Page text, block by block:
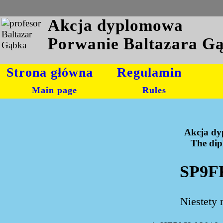
Akcja dyplomowa
Porwanie Baltazara
Strona główna
Main page
Regulamin
Rules
Akcja
The
Niestety